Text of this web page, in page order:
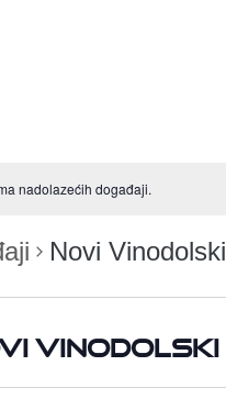
nadolazećih događaji.
Novi Vinodolski
Vinodolski